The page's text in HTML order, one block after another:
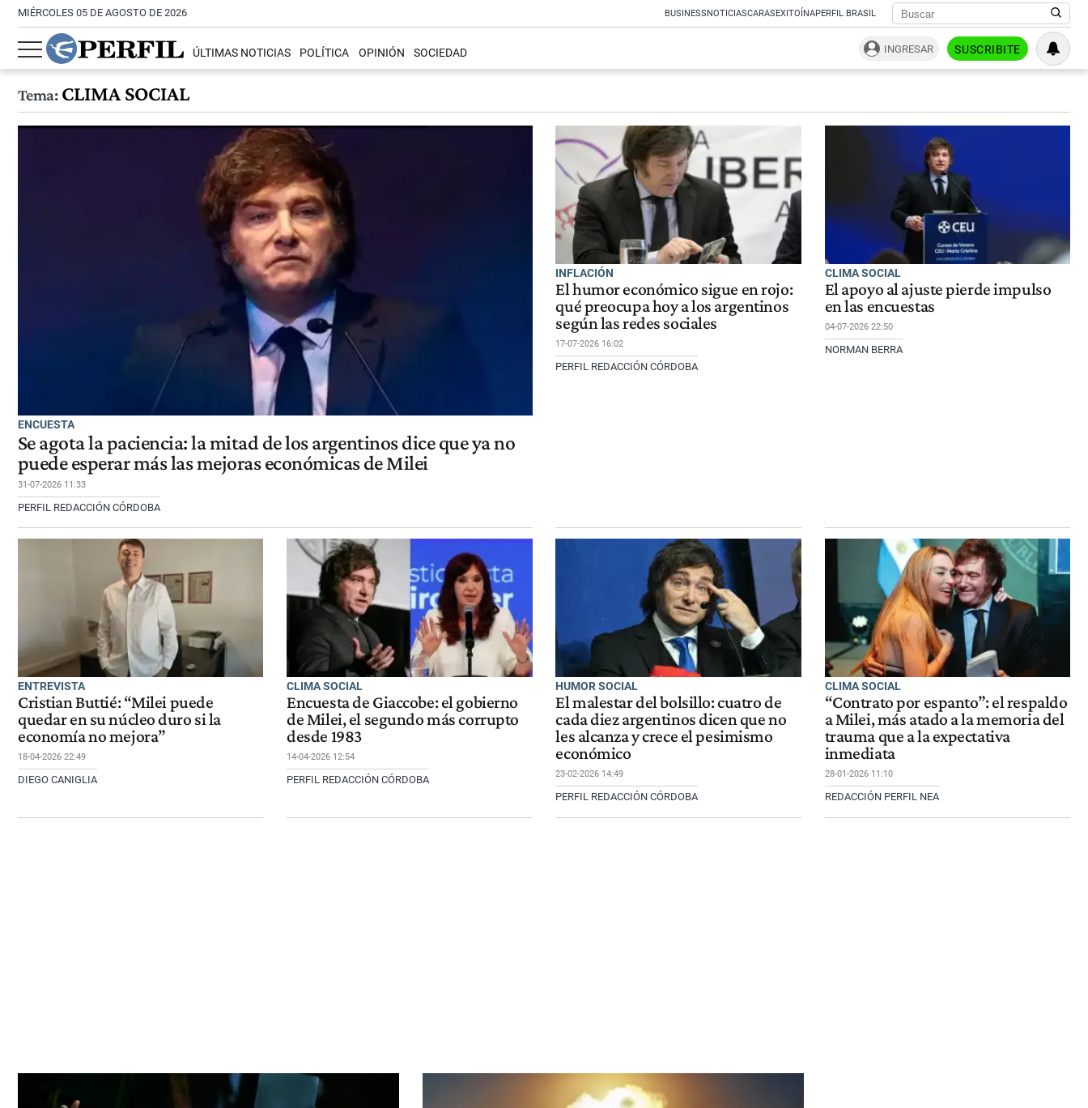
MIÉRCOLES 05 DE AGOSTO DE 2026 BUSINESSNOTICIASCARASEXITOÍNAPERFIL BRASIL
ÚLTIMAS NOTICIAS POLÍTICA OPINIÓN SOCIEDAD INGRESAR SUSCRIBITE
Tema:CLIMA SOCIAL
ENCUESTA
Se agota la paciencia: la mitad de los argentinos dice que ya no
puede esperar más las mejoras económicas de Milei
31-07-2026 11:33
PERFIL REDACCIÓN CÓRDOBA
INFLACIÓN
El humor económico sigue en rojo:
qué preocupa hoy a los argentinos
según las redes sociales
17-07-2026 16:02
PERFIL REDACCIÓN CÓRDOBA
CLIMA SOCIAL
El apoyo al ajuste pierde impulso
en las encuestas
04-07-2026 22:50
NORMAN BERRA
ENTREVISTA
Cristian Buttié: “Milei puede
quedar en su núcleo duro si la
economía no mejora”
18-04-2026 22:49
DIEGO CANIGLIA
CLIMA SOCIAL
Encuesta de Giaccobe: el gobierno
de Milei, el segundo más corrupto
desde 1983
14-04-2026 12:54
PERFIL REDACCIÓN CÓRDOBA
HUMOR SOCIAL
El malestar del bolsillo: cuatro de
cada diez argentinos dicen que no
les alcanza y crece el pesimismo
económico
23-02-2026 14:49
PERFIL REDACCIÓN CÓRDOBA
CLIMA SOCIAL
“Contrato por espanto”: el respaldo
a Milei, más atado a la memoria del
trauma que a la expectativa
inmediata
28-01-2026 11:10
REDACCIÓN PERFIL NEA